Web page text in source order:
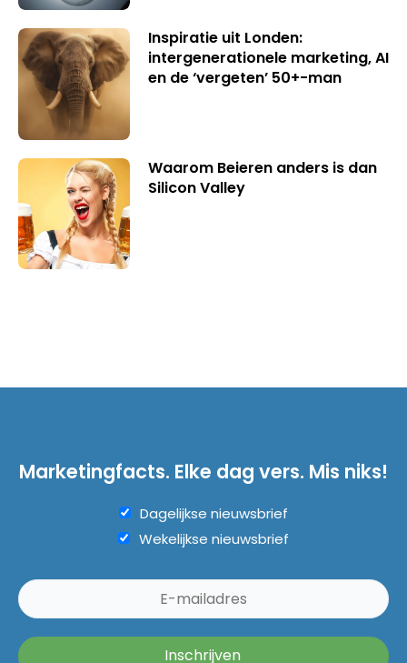
Inspiratie uit Londen:
intergenerationele marketing, AI
en de ‘vergeten’ 50+-man
Waarom Beieren anders is dan
Silicon Valley
Marketingfacts. Elke dag vers. Mis niks!
Dagelijkse nieuwsbrief
Wekelijkse nieuwsbrief